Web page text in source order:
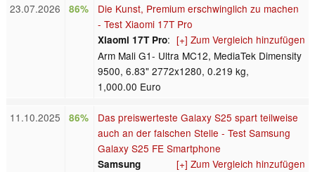
23.07.2026 86%
Die Kunst, Premium erschwinglich zu machen
- Test Xiaomi 17T Pro
[+] Zum Vergleich hinzufügen
Xiaomi 17T Pro:
Arm Mali G1- Ultra MC12, MediaTek Dimensity
9500, 6.83" 2772x1280, 0.219 kg,
1,000.00 Euro
11.10.2025 86%
Das preiswerteste Galaxy S25 spart teilweise
auch an der falschen Stelle - Test Samsung
Galaxy S25 FE Smartphone
[+] Zum Vergleich hinzufügen
Samsung